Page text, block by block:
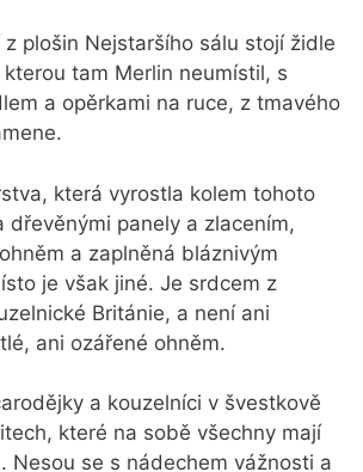
plošin Nejstaršího sálu stojí židle
tam Merlin neumístil, s
a opěrkami na ruce, z tmavého
která vyrostla kolem tohoto
dřevěnými panely a zlacením,
a zaplněná bláznivým
je však jiné. Je srdcem z
Británie, a není ani
ani ozářené ohněm.
a kouzelníci v švestkově
které na sobě všechny mají
Nesou se s nádechem vážnosti a